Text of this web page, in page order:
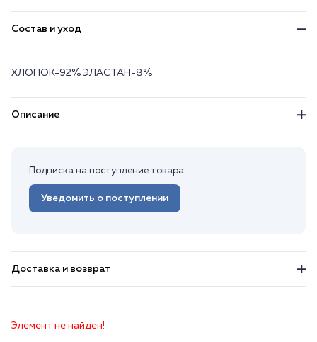
Состав и уход
ХЛОПОК-92% ЭЛАСТАН-8%
Описание
Подписка на поступление товара
Уведомить о поступлении
Доставка и возврат
Элемент не найден!